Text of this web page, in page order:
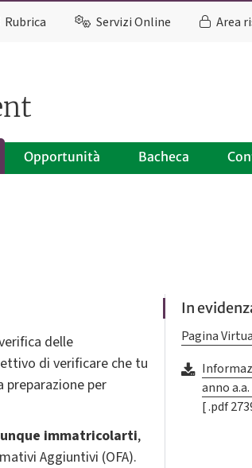
Rubrica Servizi Online Area
Opportunità Bacheca
delle
di verificare che tu
preparazione per
immatricolarti,
Aggiuntivi (OFA).
In
Pagina
anno
[ .pdf